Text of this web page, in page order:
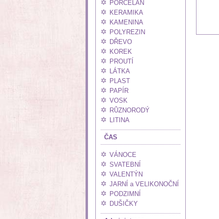
PORCELÁN
KERAMIKA
KAMENINA
POLYREZIN
DŘEVO
KOREK
PROUTÍ
LÁTKA
PLAST
PAPÍR
VOSK
RŮZNORODÝ
LITINA
ČAS
VÁNOCE
SVATEBNÍ
VALENTÝN
JARNÍ a VELIKONOČNÍ
PODZIMNÍ
DUŠIČKY